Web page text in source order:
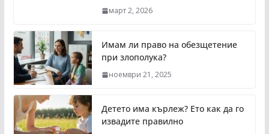
март 2, 2026
Имам ли право на обезщетение
при злополука?
ноември 21, 2025
Детето има кърлеж? Ето как да го
извадите правилно